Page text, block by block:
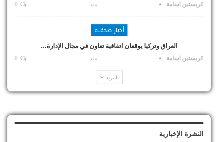
كريستين اسامة منذ
أخبار صحفية
العراق وتركيا يوقعان اتفاقية تعاون في مجال الإدارة…
كريستين اسامة منذ
المزيد
النشرة الإخبارية